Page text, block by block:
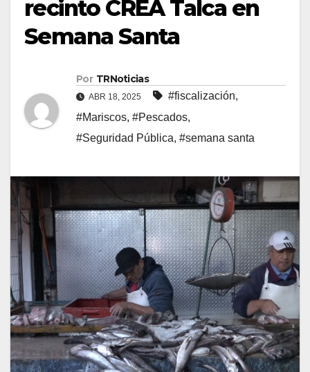
recinto CREA Talca en
Semana Santa
Por TRNoticias
ABR 18, 2025 #fiscalización,
#Mariscos, #Pescados,
#Seguridad Pública, #semana santa